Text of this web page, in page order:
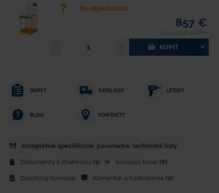
Na objednávku
857 €
KÚPIŤ
DOPYT KATALÓGY LETÁKY
BLOG KONTAKTY
Kompletné špecifikácie, parametre. technické listy
Dokumenty k stiahnutiu (1) Súvisiaci tovar (6)
Dopytový formulár Komentár a hodnotenie (0)